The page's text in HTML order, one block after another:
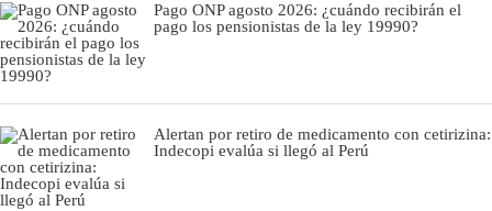
Pago ONP agosto 2026: ¿cuándo recibirán el
pago los pensionistas de la ley 19990?
Alertan por retiro de medicamento con cetirizina:
Indecopi evalúa si llegó al Perú